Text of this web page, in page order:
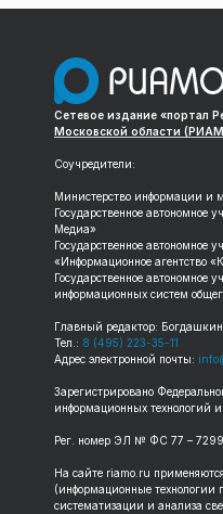
Сетевое издание «портал
Московской области
Соучредители:
Министерство информации и
Государственное автономное
Медиа»
Государственное автономное
«Информационное агентство
Государственное автономное
информационных систем
Главный редактор:
Тел.: 8 (495) 223-35-11
Адрес электронной почты:
Зарегистрировано
информационных технологий
Рег. номер ЭЛ № ФС 77 –
На сайте riamo.ru
(информационные технологии
систематизации и анализа